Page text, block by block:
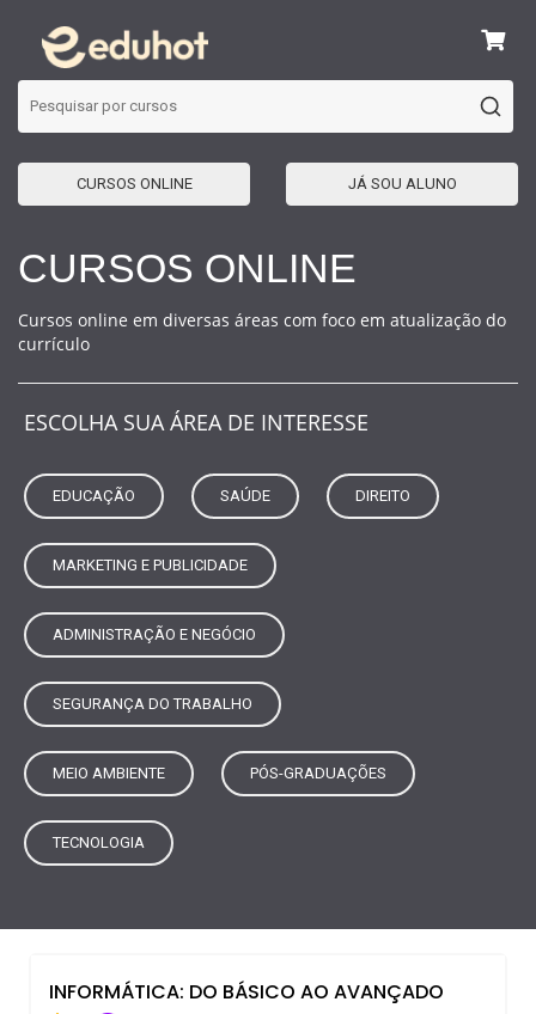
CURSOS ONLINE JÁ SOU ALUNO
CURSOS ONLINE
Cursos online em diversas áreas com foco em atualização do
currículo
ESCOLHA SUA ÁREA DE INTERESSE
EDUCAÇÃO SAÚDE DIREITO
MARKETING E PUBLICIDADE
ADMINISTRAÇÃO E NEGÓCIO
SEGURANÇA DO TRABALHO
MEIO AMBIENTE PÓS-GRADUAÇÕES
TECNOLOGIA
INFORMÁTICA: DO BÁSICO AO AVANÇADO